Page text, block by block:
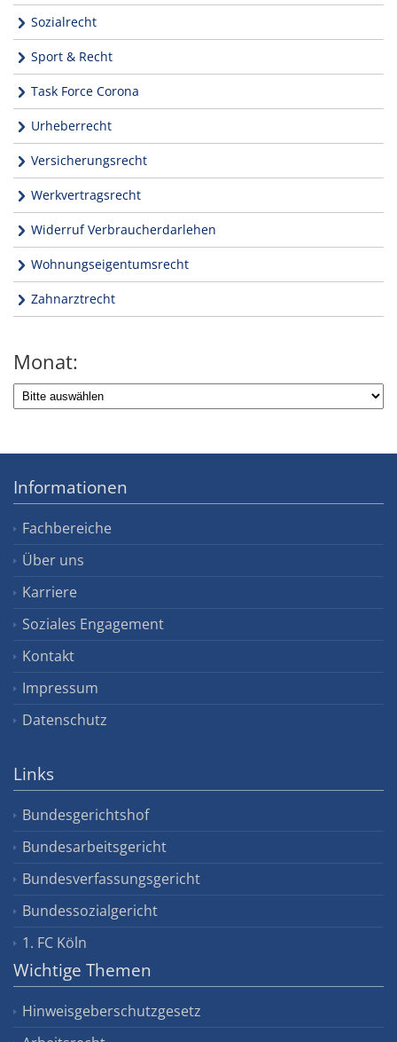
Sozialrecht
Sport & Recht
Task Force Corona
Urheberrecht
Versicherungsrecht
Werkvertragsrecht
Widerruf Verbraucherdarlehen
Wohnungseigentumsrecht
Zahnarztrecht
Monat:
Informationen
Fachbereiche
Über uns
Karriere
Soziales Engagement
Kontakt
Impressum
Datenschutz
Links
Bundesgerichtshof
Bundesarbeitsgericht
Bundesverfassungsgericht
Bundessozialgericht
1. FC Köln
Wichtige Themen
Hinweisgeberschutzgesetz